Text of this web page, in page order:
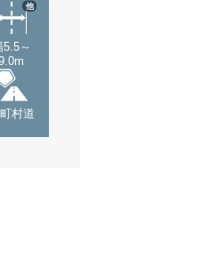
5.5～
他
村道